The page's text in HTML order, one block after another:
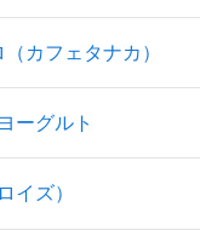
カフェタナカ）
ーグルト
イズ）